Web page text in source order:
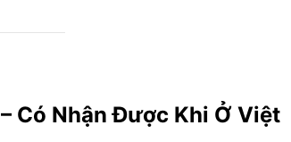
Có Nhận Được Khi Ở Việt